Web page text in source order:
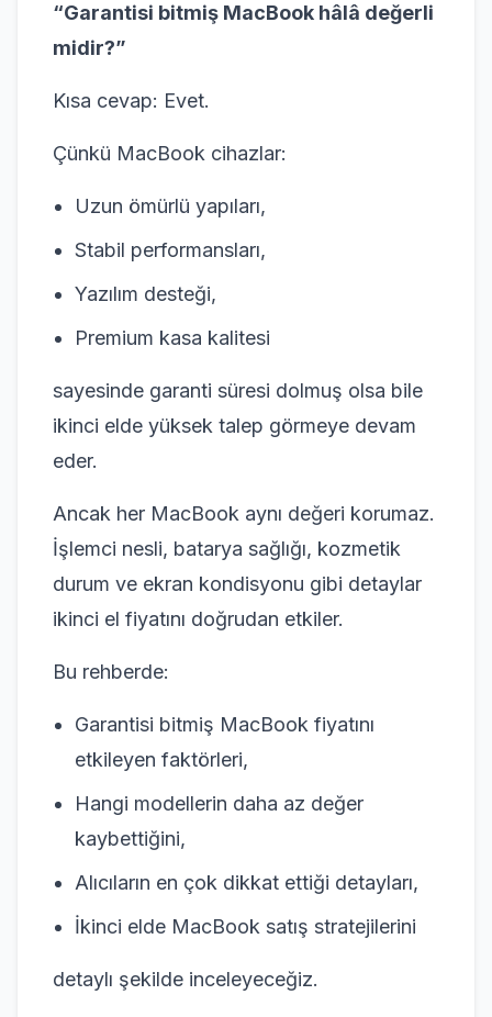
“Garantisi bitmiş MacBook hâlâ değerli
midir?”
Kısa cevap: Evet.
Çünkü MacBook cihazlar:
Uzun ömürlü yapıları,
Stabil performansları,
Yazılım desteği,
Premium kasa kalitesi
sayesinde garanti süresi dolmuş olsa bile
ikinci elde yüksek talep görmeye devam
eder.
Ancak her MacBook aynı değeri korumaz.
İşlemci nesli, batarya sağlığı, kozmetik
durum ve ekran kondisyonu gibi detaylar
ikinci el fiyatını doğrudan etkiler.
Bu rehberde:
Garantisi bitmiş MacBook fiyatını
etkileyen faktörleri,
Hangi modellerin daha az değer
kaybettiğini,
Alıcıların en çok dikkat ettiği detayları,
İkinci elde MacBook satış stratejilerini
detaylı şekilde inceleyeceğiz.